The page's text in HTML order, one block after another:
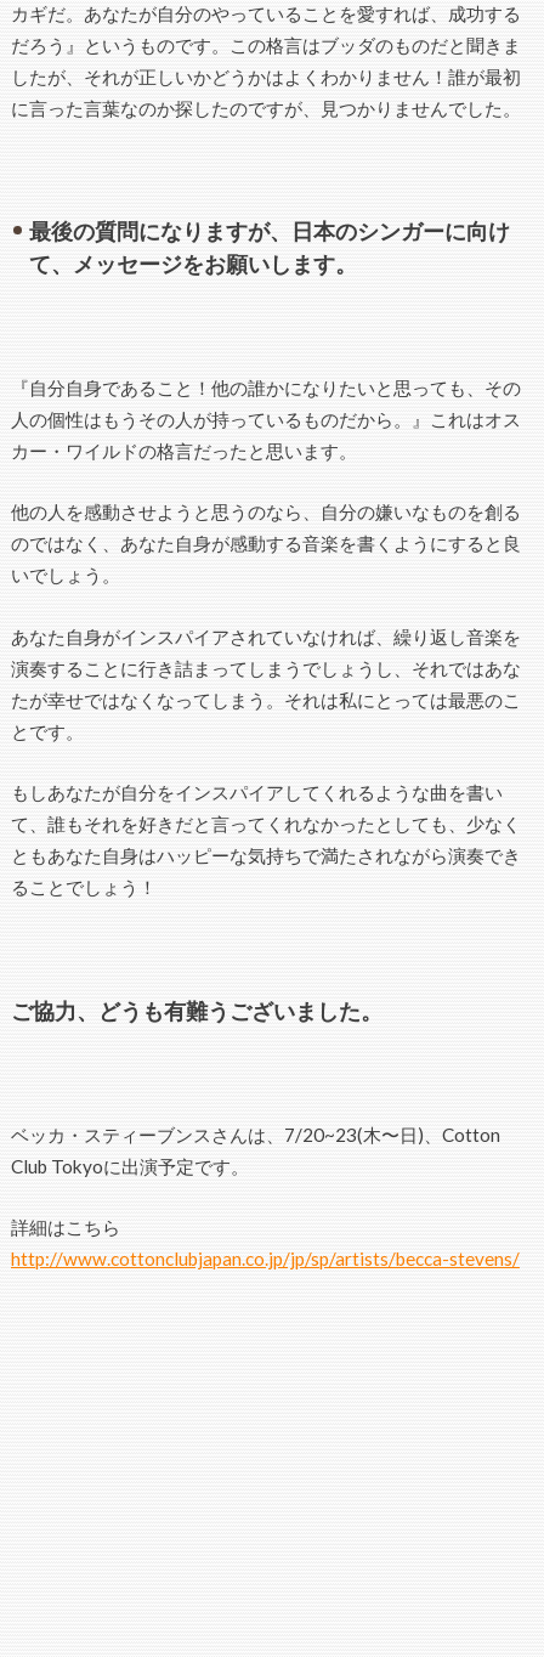
カギだ。あなたが自分のやっていることを愛すれば、成功する
だろう』というものです。この格言はブッダのものだと聞きま
したが、それが正しいかどうかはよくわかりません！誰が最初
に言った言葉なのか探したのですが、見つかりませんでした。
最後の質問になりますが、日本のシンガーに向け
て、メッセージをお願いします。
『自分自身であること！他の誰かになりたいと思っても、その
人の個性はもうその人が持っているものだから。』これはオス
カー・ワイルドの格言だったと思います。
他の人を感動させようと思うのなら、自分の嫌いなものを創る
のではなく、あなた自身が感動する音楽を書くようにすると良
いでしょう。
あなた自身がインスパイアされていなければ、繰り返し音楽を
演奏することに行き詰まってしまうでしょうし、それではあな
たが幸せではなくなってしまう。それは私にとっては最悪のこ
とです。
もしあなたが自分をインスパイアしてくれるような曲を書い
て、誰もそれを好きだと言ってくれなかったとしても、少なく
ともあなた自身はハッピーな気持ちで満たされながら演奏でき
ることでしょう！
ご協力、どうも有難うございました。
ベッカ・スティーブンスさんは、7/20~23(木〜日)、Cotton
Club Tokyoに出演予定です。
詳細はこちら
http://www.cottonclubjapan.co.jp/jp/sp/artists/becca-stevens/